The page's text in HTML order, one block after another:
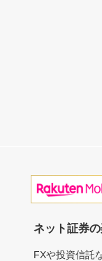
ネット証券
FXや投資信託